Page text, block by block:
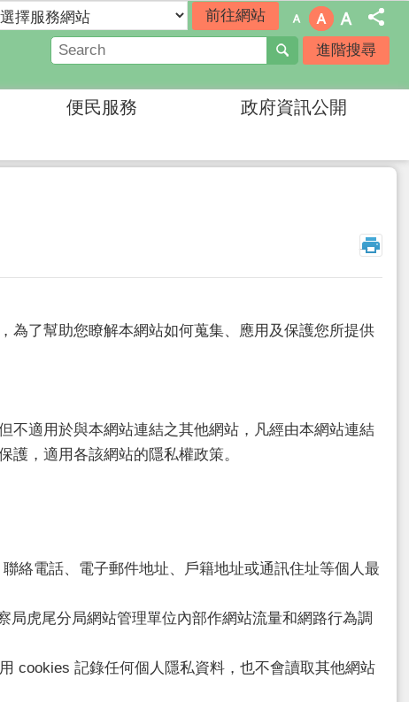
進階搜尋
便民服務
政府資訊公開
_
了幫助您瞭解本網站如何蒐集、應用及保護您所提供
適用於與本網站連結之其他網站，凡經由本網站連結
，適用各該網站的隱私權政策。
絡電話、電子郵件地址、戶籍地址或通訊住址等個人最
虎尾分局網站管理單位內部作網站流量和網路行為調
cookies 記錄任何個人隱私資料，也不會讀取其他網站